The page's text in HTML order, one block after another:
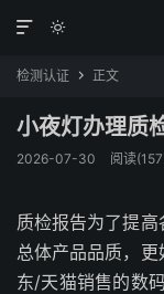


检测认证  正文
小夜灯办理质
2026-07-30 阅读
质检报告为了提
总体产品品质，
东/天猫销售的数